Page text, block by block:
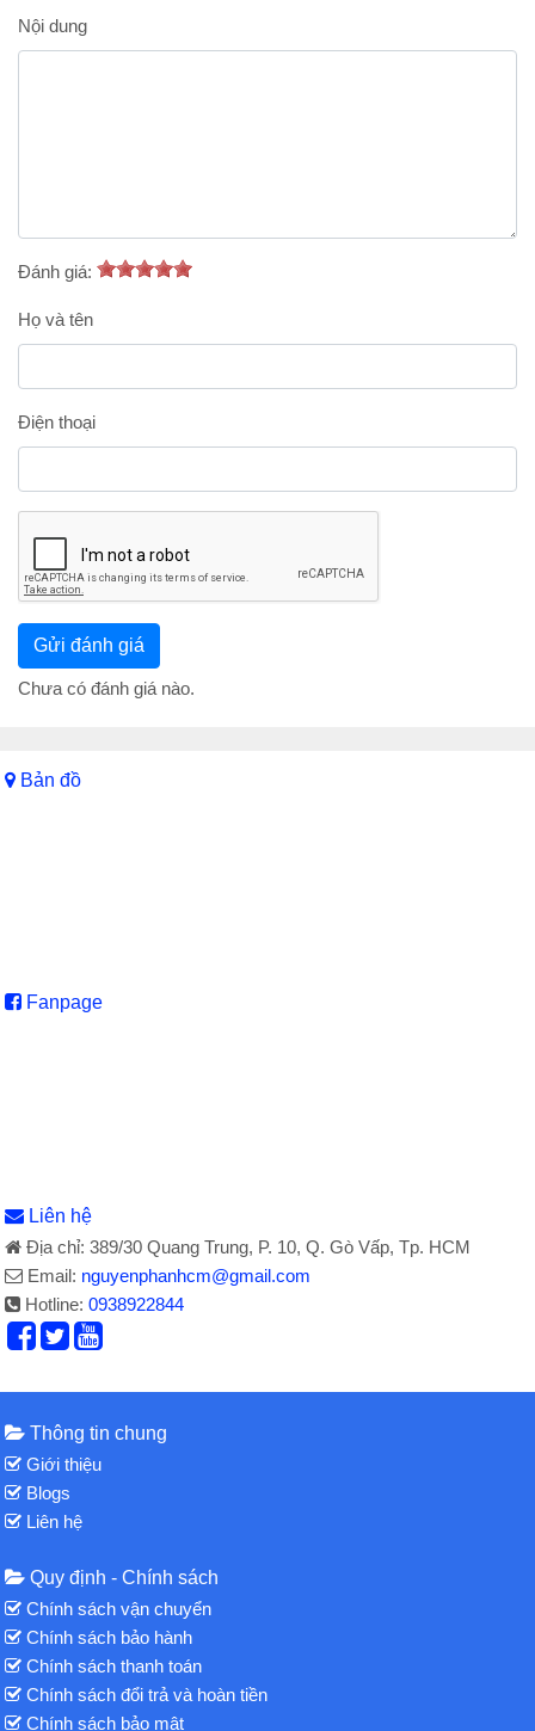
Nội dung
Đánh giá:
Họ và tên
Điện thoại
Chưa có đánh giá nào.
Bản đồ
Fanpage
Liên hệ
Địa chỉ: 389/30 Quang Trung, P. 10, Q. Gò Vấp, Tp. HCM
Email: nguyenphanhcm@gmail.com
Hotline:0938922844
Thông tin chung
Giới thiệu
Blogs
Liên hệ
Quy định - Chính sách
Chính sách vận chuyển
Chính sách bảo hành
Chính sách thanh toán
Chính sách đổi trả và hoàn tiền
Chính sách bảo mật